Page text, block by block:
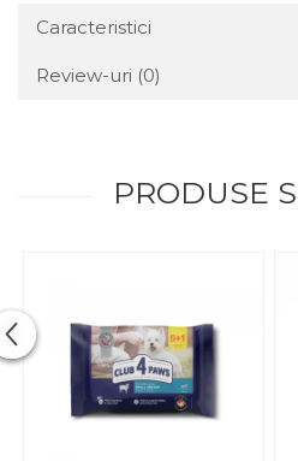
Caracteristici
Review-uri (0)
PRODUSE